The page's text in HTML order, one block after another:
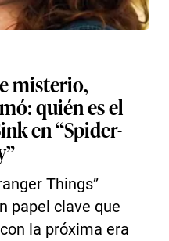
misterio,
quién es el
en “Spider-
Things”
papel clave que
la próxima era